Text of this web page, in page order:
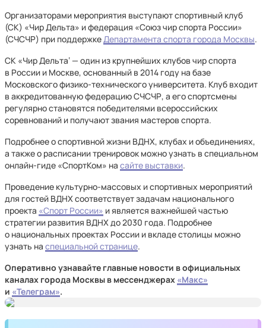
Организаторами мероприятия выступают спортивный клуб
(СК) «Чир Дельта» и федерация «Союз чир спорта России»
(СЧСЧР) при поддержкеДепартамента спорта города Москвы.
СК «Чир Дельта‘ — один из крупнейших клубов чир спорта
в России и Москве, основанный в 2014 году на базе
Московского физико-технического университета. Клуб входит
в аккредитованную федерацию СЧСЧР, а его спортсмены
регулярно становятся победителями всероссийских
соревнований и получают звания мастеров спорта.
Подробнее о спортивной жизни ВДНХ, клубах и объединениях,
а также о расписании тренировок можно узнать в специальном
онлайн-гиде «СпортКом» на сайте выставки.
Проведение культурно-массовых и спортивных мероприятий
для гостей ВДНХ соответствует задачам национального
проекта «Спорт России» и является важнейшей частью
стратегии развития ВДНХ до 2030 года. Подробнее
о национальных проектах России и вкладе столицы можно
узнать на специальной странице.
Оперативно узнавайте главные новости в официальных
каналах города Москвы в мессенджерах «Макс»
и «Телеграм».